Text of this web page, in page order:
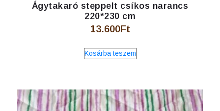
Ágytakaró steppelt csíkos narancs
220*230 cm
13.600Ft
Kosárba teszem